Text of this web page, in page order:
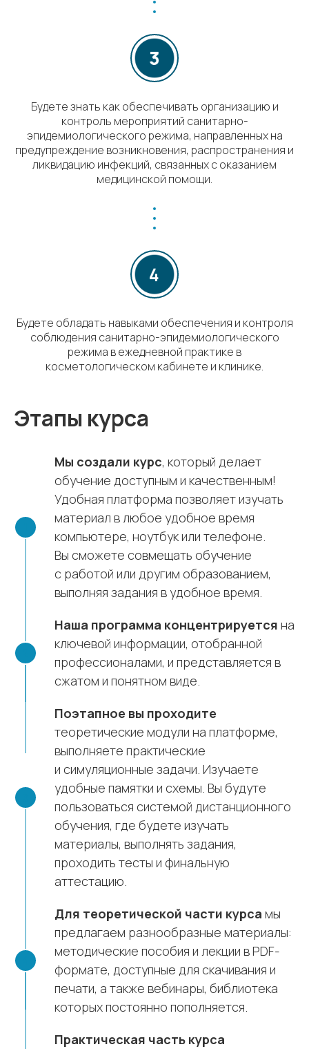
Будете знать как обеспечивать организацию и
контроль мероприятий санитарно-
эпидемиологического режима, направленных на
предупреждение возникновения, распространения и
ликвидацию инфекций, связанных с оказанием
медицинской помощи.
Будете обладать навыками обеспечения и контроля
соблюдения санитарно-эпидемиологического
режима в ежедневной практике в
косметологическом кабинете и клинике.
Этапы курса
Мы создали курс, который делает
обучение доступным и качественным!
Удобная платформа позволяет изучать
материал в любое удобное время
компьютере, ноутбук или телефоне.
Вы сможете совмещать обучение
с работой или другим образованием,
выполняя задания в удобное время.
Наша программа концентрируется на
ключевой информации, отобранной
профессионалами, и представляется в
сжатом и понятном виде.
Поэтапное вы проходите
теоретические модули на платформе,
выполняете практические
и симуляционные задачи. Изучаете
удобные памятки и схемы. Вы будуте
пользоваться системой дистанционного
обучения, где будете изучать
материалы, выполнять задания,
проходить тесты и финальную
аттестацию.
Для теоретической части курса мы
предлагаем разнообразные материалы:
методические пособия и лекции в PDF-
формате, доступные для скачивания и
печати, а также вебинары, библиотека
которых постоянно пополняется.
Практическая часть курса